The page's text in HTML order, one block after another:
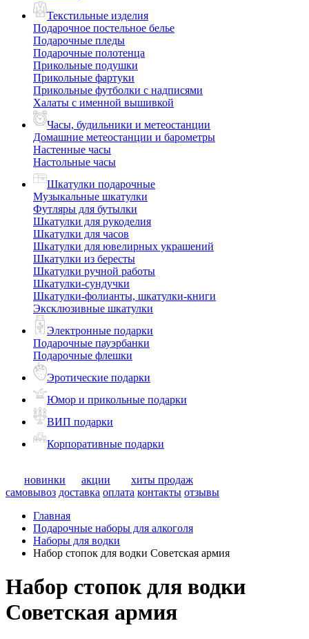
Текстильные изделия
Подарочное постельное белье
Подарочные пледы
Подарочные полотенца
Прикольные подушки
Прикольные фартуки
Прикольные футболки с надписями
Халаты с именной вышивкой
Часы, будильники и метеостанции
Домашние метеостанции и барометры
Настенные часы
Настольные часы
Шкатулки подарочные
Музыкальные шкатулки
Футляры для бутылки
Шкатулки для рукоделия
Шкатулки для часов
Шкатулки для ювелирных украшений
Шкатулки из бересты
Шкатулки ручной работы
Шкатулки-сундучки
Шкатулки-фолианты, шкатулки-книги
Эксклюзивные шкатулки
Электронные подарки
Подарочные пауэрбанки
Подарочные флешки
Эротические подарки
Юмор и прикольные подарки
ВИП подарки
Корпоративные подарки
новинки акции
хиты продаж
самовывоз доставка оплата контакты отзывы
Главная
Подарочные наборы для алкоголя
Наборы для водки
Набор стопок для водки Советская армия
Набор стопок для водки
Советская армия